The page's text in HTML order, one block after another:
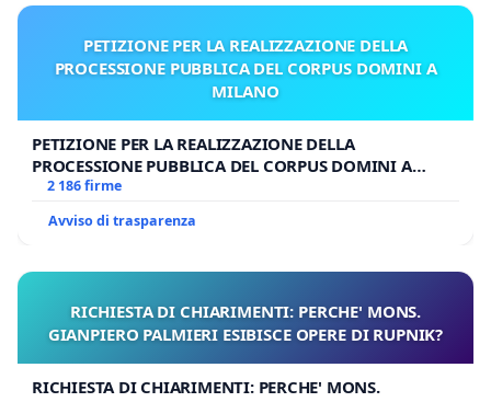
PETIZIONE PER LA REALIZZAZIONE DELLA
PROCESSIONE PUBBLICA DEL CORPUS DOMINI A
MILANO
PETIZIONE PER LA REALIZZAZIONE DELLA
PROCESSIONE PUBBLICA DEL CORPUS DOMINI A
MILANO
2 186 firme
Avviso di trasparenza
RICHIESTA DI CHIARIMENTI: PERCHE' MONS.
GIANPIERO PALMIERI ESIBISCE OPERE DI RUPNIK?
RICHIESTA DI CHIARIMENTI: PERCHE' MONS.